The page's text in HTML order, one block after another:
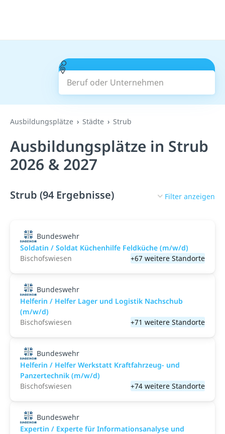
Beruf oder Unternehmen
Suchen
Ausbildungsplätze Städte Strub
Ausbildungsplätze in Strub
2026 & 2027
Strub (94 Ergebnisse) Filter anzeigen
Bundeswehr
Soldatin / Soldat Küchenhilfe Feldküche (m/w/d)
Bischofswiesen
+67 weitere Standorte
Bundeswehr
Helferin / Helfer Lager und Logistik Nachschub
(m/w/d)
Bischofswiesen
+71 weitere Standorte
Bundeswehr
Helferin / Helfer Werkstatt Kraftfahrzeug- und
Panzertechnik (m/w/d)
Bischofswiesen
+74 weitere Standorte
Bundeswehr
Expertin / Experte für Informationsanalyse und